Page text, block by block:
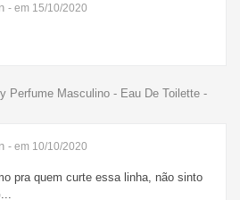
- em 15/10/2020
Perfume Masculino - Eau De Toilette -
- em 10/10/2020
pra quem curte essa linha, não sinto